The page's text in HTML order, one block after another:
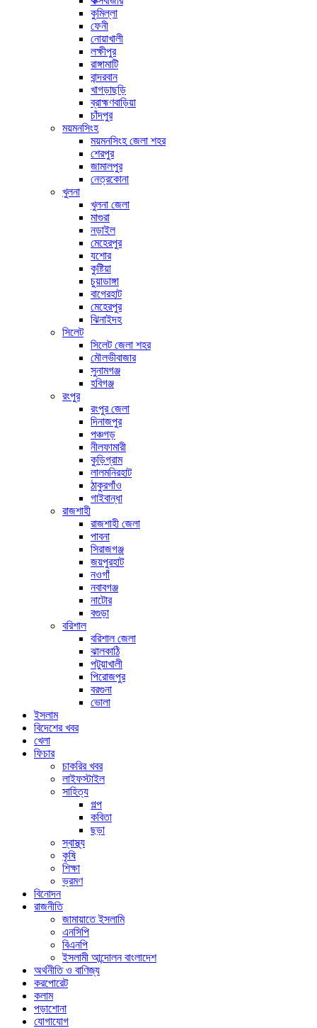
কুমিল্লা
ফেনী
নোয়াখালী
লক্ষীপুর
রাঙ্গামাটি
বান্দরবান
খাগড়াছড়ি
ব্রাহ্মণবাড়িয়া
চাঁদপুর
ময়মনসিংহ
ময়মনসিংহ জেলা শহর
শেরপুর
জামালপুর
নেত্রকোনা
খুলনা
খুলনা জেলা
মাগুরা
নড়াইল
মেহেরপুর
যশোর
কুষ্টিয়া
চুয়াডাঙ্গা
বাগেরহাট
মেহেরপুর
ঝিনাইদহ
সিলেট
সিলেট জেলা শহর
মৌলভীবাজার
সুনামগঞ্জ
হবিগঞ্জ
রংপুর
রংপুর জেলা
দিনাজপুর
পঞ্চগড়
নীলফামারী
কুড়িগ্রাম
লালমনিরহাট
ঠাকুরগাঁও
গাইবান্ধা
রাজশাহী
রাজশাহী জেলা
পাবনা
সিরাজগঞ্জ
জয়পুরহাট
নওগাঁ
নবাবগঞ্জ
নাটোর
বগুড়া
বরিশাল
বরিশাল জেলা
ঝালকাঠি
পটুয়াখালী
পিরোজপুর
বরগুনা
ভোলা
ইসলাম
বিদেশের খবর
খেলা
ফিচার
চাকরির খবর
লাইফস্টাইল
সাহিত্য
গল্প
কবিতা
ছড়া
স্বাস্থ্য
কৃষি
শিক্ষা
ভ্রমণ
বিনোদন
রাজনীতি
জামায়াতে ইসলামি
এনসিপি
বিএনপি
ইসলামী আন্দোলন বাংলাদেশ
অর্থনীতি ও বাণিজ্য
করপোরেট
কলাম
পড়াশোনা
যোগাযোগ